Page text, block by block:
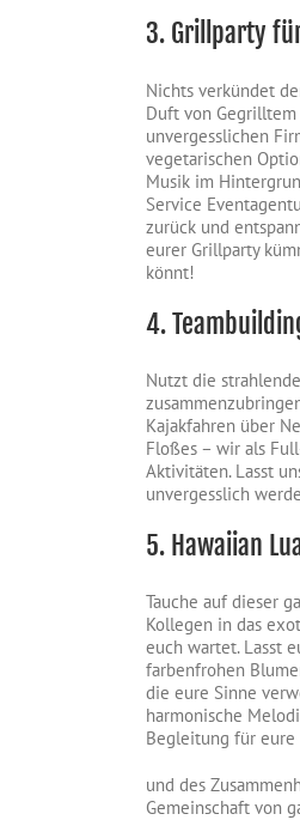
3. Grillparty
Nichts verkündet
Duft von
unvergesslichen
vegetarischen
Musik im
Service
zurück und
eurer Grillparty
könnt!
4.
Nutzt die
Kajakfahren über
Floßes – wir als
Aktivitäten. Lasst
unvergesslich
5. Hawaiian
Tauche auf dieser
Kollegen in das
euch wartet. Lasst
farbenfrohen
die eure Sinne
harmonische
Begleitung für eure
und des
Gemeinschaft von